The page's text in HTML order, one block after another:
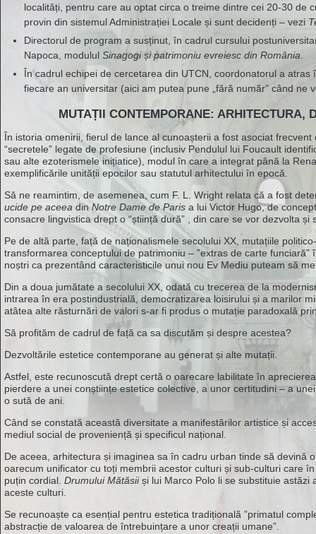
localități, pentru care au optat circa o treime dintre cei 20-30 de
provin din sistemul Administrației Locale și sunt decidenți – vezi
Directorul de program a susținut, în cadrul cursului
Napoca, modulul Sinagogi și patrimoniu evreiesc din România
În cadrul echipei de cercetarea din UTCN, coordonatorul a
fiecare an universitar (aici am putea pune „fără număr” când ne
MUTAȚII CONTEMPORANE: ARHITECTURA,
În istoria omenirii, fierul de lance al cunoașterii a fost asociat
“secretele” legate de profesiune (inclusiv Pendulul lui Foucault
sau alte ezoterismele inițiatice), modul în care a integrat până la
exemplificările unității epocilor sau statutul arhitectului în epocă.
Să ne reamintim, de asemenea, cum F. L. Wright relata că a fost
ucide pe aceea dinNotre Dame de Paris a lui Victor Hugo, de
consacre lingvistica drept o “știință dură” , din care se vor dezvolta
Pe de altă parte, față de naționalismele secolului XX, mutațiile
transformarea conceptului de patrimoniu – ”extras de carte
noștri ca prezentând caracteristicile unui nou Ev Mediu puteam să
Din a doua jumătate a secolului XX, odată cu trecerea de la
intrarea în era postindustrială, democratizarea loisirului și a marilor
atâtea alte răsturnări de valori s-ar fi produs o mutație paradoxală
Să profităm de cadrul de față ca sa discutăm și despre acestea?
Dezvoltările estetice contemporane au generat și alte mutații.
Astfel, este recunoscută drept certă o oarecare labilitate în
pierdere a unei conștiințe estetice colective, a unor certitudini – a
o sută de ani.
Când se constată această diversitate a manifestărilor artistice și
mediul social de proveniență și specificul național.
De aceea, arhitectura și imaginea sa în cadru urban tinde să
oarecum unificator cu toți membrii acestor culturi și sub-culturi care
puțin cordial. Drumului Mătăsiiși lui Marco Polo li se substituie astăzi
aceste culturi.
Se recunoaște ca esențial pentru estetica tradițională ”primatul
abstracție de valoarea de întrebuințare a unor creații umane”.